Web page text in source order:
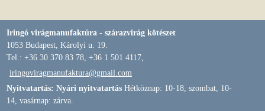
Iringó virágmanufaktúra - szárazvirág kötészet
1053 Budapest, Károlyi u. 19.
Tel.: +36 30 370 83 78, +36 1 501 4117,
iringoviragmanufaktura@gmail.com
Nyitvatartás: Nyári nyitvatartás Hétköznap: 10-18, szombat, 10-
14, vasárnap: zárva.